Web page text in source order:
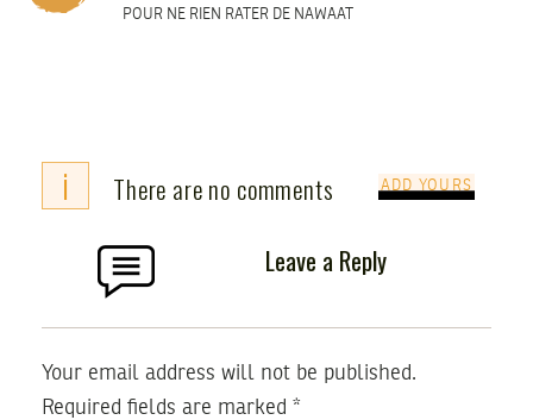
POUR NE RIEN RATER DE NAWAAT
i There are no comments ADD YOURS
Leave a Reply
Your email address will not be published.
Required fields are marked *